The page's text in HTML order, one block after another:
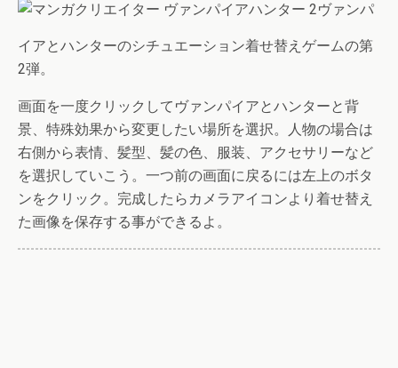
ヴァンパ
イアとハンターのシチュエーション着せ替えゲームの第
2弾。
画面を一度クリックしてヴァンパイアとハンターと背
景、特殊効果から変更したい場所を選択。人物の場合は
右側から表情、髪型、髪の色、服装、アクセサリーなど
を選択していこう。一つ前の画面に戻るには左上のボタ
ンをクリック。完成したらカメラアイコンより着せ替え
た画像を保存する事ができるよ。